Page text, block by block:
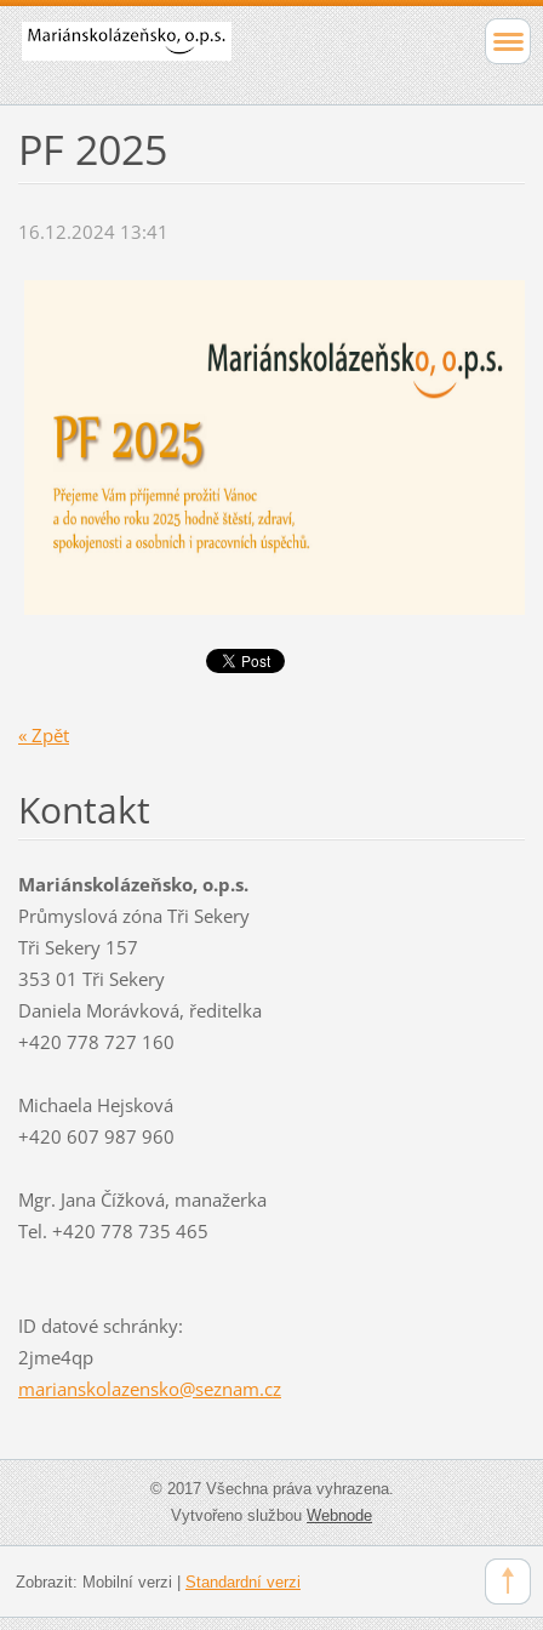
PF 2025
16.12.2024 13:41
« Zpět
Kontakt
Mariánskolázeňsko, o.p.s.
Průmyslová zóna Tři Sekery
Tři Sekery 157
353 01 Tři Sekery
Daniela Morávková, ředitelka
+420 778 727 160
Michaela Hejsková
+420 607 987 960
Mgr. Jana Čížková, manažerka
Tel. +420 778 735 465
ID datové schránky:
2jme4qp
marianskolazensko@seznam.cz
© 2017 Všechna práva vyhrazena.
Vytvořeno službouWebnode
Zobrazit: Mobilní verzi Standardní verzi